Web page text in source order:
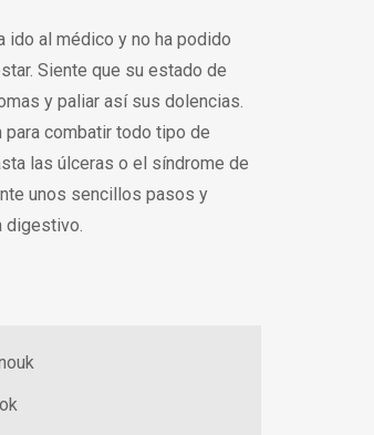
al médico y no ha podido
Siente que su estado de
y paliar así sus dolencias.
combatir todo tipo de
las úlceras o el síndrome de
unos sencillos pasos y
digestivo.